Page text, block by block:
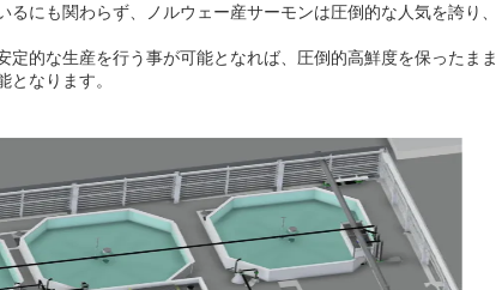
るにも関わらず、ノルウェー産サーモンは圧倒的な人気を誇り、
定的な生産を行う事が可能となれば、圧倒的高鮮度を保ったまま
となります。